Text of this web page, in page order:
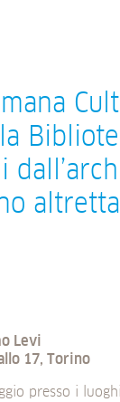
Levi
17, Torino
presso i